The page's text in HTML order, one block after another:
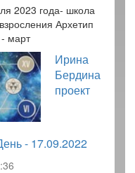
2023 года- школа
Архетип
март
Ирина
Бердина
проект
- 17.09.2022